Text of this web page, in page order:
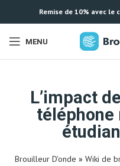
Remise de 10% avec le
MENU
L’impact
téléphone
Brouilleur D'onde » Wiki de